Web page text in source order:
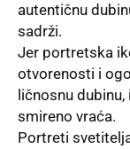
autentičnu
sadrži.
Jer portretska
otvorenosti i
ličnosnu
smireno vraća.
Portreti